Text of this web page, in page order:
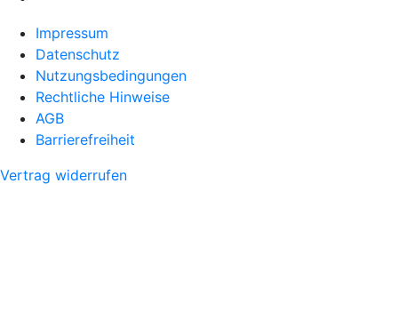
Impressum
Datenschutz
Nutzungsbedingungen
Rechtliche Hinweise
AGB
Barrierefreiheit
Vertrag widerrufen